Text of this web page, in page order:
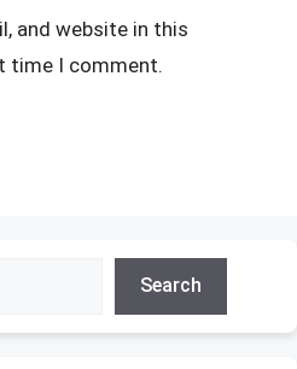
and website in this
time I comment.
Search